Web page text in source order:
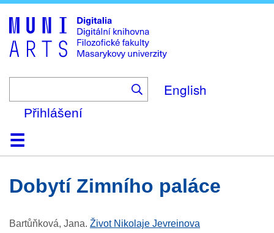
to
main
content
English
Přihlášení
DomůKolekce
Prohlížení
Vyhledávání
O platformě
Nápověda
KontaktDigitalia
Dobytí Zimního paláce
Bartůňková, Jana. Život Nikolaje Jevreinova